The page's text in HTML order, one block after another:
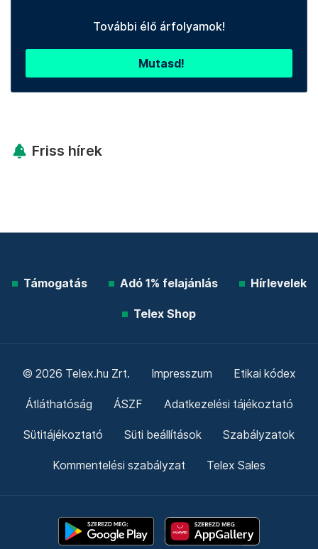
További élő árfolyamok!
Mutasd!
Friss hírek
Támogatás Adó 1% felajánlás Hírlevelek
Telex Shop
© 2026 Telex.hu Zrt. Impresszum Etikai kódex
Átláthatóság ÁSZF Adatkezelési tájékoztató
Sütitájékoztató Süti beállítások Szabályzatok
Kommentelési szabályzat Telex Sales